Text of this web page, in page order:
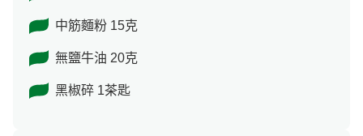
中筋麵粉 15克
無鹽牛油 20克
黑椒碎 1茶匙